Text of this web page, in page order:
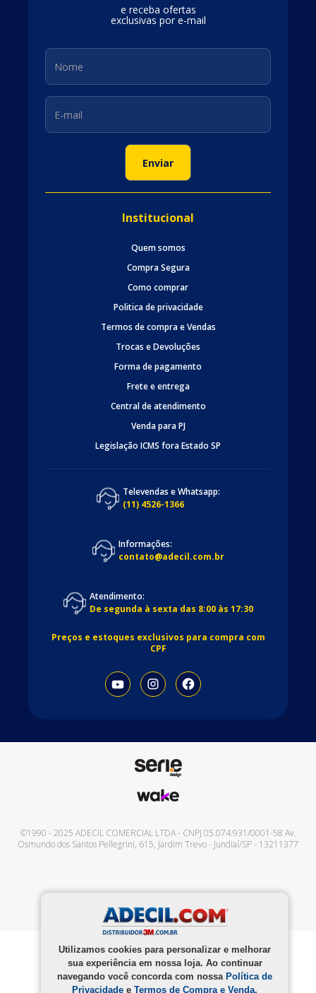
Utilizamos cookies para personalizar e melhorar
sua experiência em nossa loja. Ao continuar
navegando você concorda com nossa Política de
Privacidade e Termos de Compra e Venda.
e receba ofertas
exclusivas por e-mail
Institucional
Quem somos
Compra Segura
Como comprar
Politica de privacidade
Termos de compra e Vendas
Trocas e Devoluções
Forma de pagamento
Frete e entrega
Central de atendimento
Venda para PJ
Legislação ICMS fora Estado SP
Televendas e Whatsapp:
(11) 4526-1366
Informações:
contato@adecil.com.br
Atendimento:
De segunda à sexta das 8:00 às 17:30
Preços e estoques exclusivos para compra com
CPF
©1990 - 2025 ADECIL COMERCIAL LTDA- CNPJ 05.074.931/0001-58 Av.
Osmundo dos Santos Pellegrini, 615, Jardim Trevo- Jundiaí/SP- 13211377